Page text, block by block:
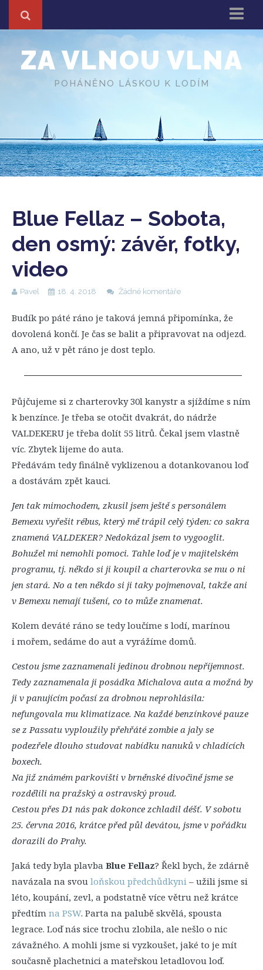
Z cest
About
ZA VLNOU VLNA
POHÁNĚNO LÁSKOU K LODÍM
Blue Fellaz – Sobota,
den osmý: závěr, fotky,
video
Pavel 18. 4. 2018 Žádné komentáře
Budík po páté ráno je taková jemná připomínka, že
dovolená končí. Je čas se balit a připravovat na odjezd.
A ano, už v pět ráno je dost teplo.
Půjčujeme si z charterovky 30l kanystr a sjíždíme s ním
k benzínce. Je třeba se otočit dvakrát, do nádrže
VALDEKERU je třeba dolít 55 litrů. Čekal jsem vlastně
víc. Zbytek lijeme do auta.
Předávám tedy finálně vyklizenou a dotankovanou loď
a dostávám zpět kauci.
Jen tak mimochodem, zkusil jsem ještě s personálem
Bemexu vyřešit rébus, který mě trápil celý týden: co sakra
znamená VALDEKER? Nedokázal jsem to vygooglit.
Bohužel mi nemohli pomoci. Tahle loď je v majitelském
programu, tj. někdo si ji koupil a charterovka se mu o ni
jen stará. No a ten někdo si ji taky pojmenoval, takže ani
v Bemexu nemají tušení, co to může znamenat.
Kolem deváté ráno se tedy loučíme s lodí, marínou
i mořem, sedáme do aut a vyrážíme domů.
Cestou jsme zaznamenali jedinou drobnou nepříjemnost.
Tedy zaznamenala ji posádka Michalova auta a možná by
ji v panujícím počasí za drobnou neprohlásila:
nefungovala mu klimatizace. Na každé benzínkové pauze
se z Passatu vyploužily přehřáté zombie a jaly se
podezřele dlouho studovat nabídku nanuků v chladících
boxech.
Na již známém parkovišti v brněnské divočině jsme se
rozdělili na pražský a ostravský proud.
Cestou přes D1 nás pak dokonce zchladil déšť. V sobotu
25. června 2016, krátce před půl devátou, jsme v pořádku
dorazili do Prahy.
Jaká tedy byla plavba Blue Fellaz? Řekl bych, že zdárně
navázala na svou loňskou předchůdkyni – užili jsme si
léto, koupání, zevl, a podstatně více větru než krátce
předtím na PSW. Parta na palubě skvělá, spousta
legrace. Loď nás sice trochu zlobila, ale nešlo o nic
závažného. A mohli jsme si vyzkoušet, jaké to je mít
současně plachetnici a mateřskou letadlovou loď.